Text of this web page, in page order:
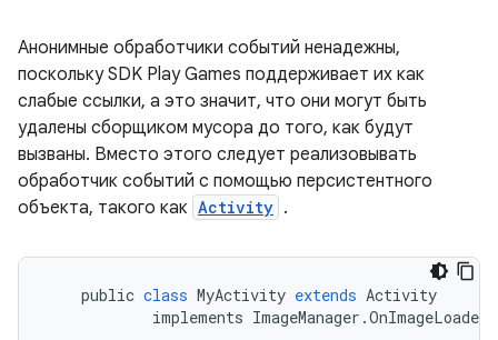
Анонимные обработчики событий ненадежны,
поскольку SDK Play Games поддерживает их как
слабые ссылки, а это значит, что они могут быть
удалены сборщиком мусора до того, как будут
вызваны. Вместо этого следует реализовывать
обработчик событий с помощью персистентного
объекта, такого как Activity .
public class MyActivity extends Activity
implements ImageManager .